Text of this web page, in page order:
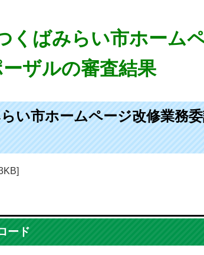
くばみらい市ホーム
ザルの審査結果
い市ホームページ改修業務
ード